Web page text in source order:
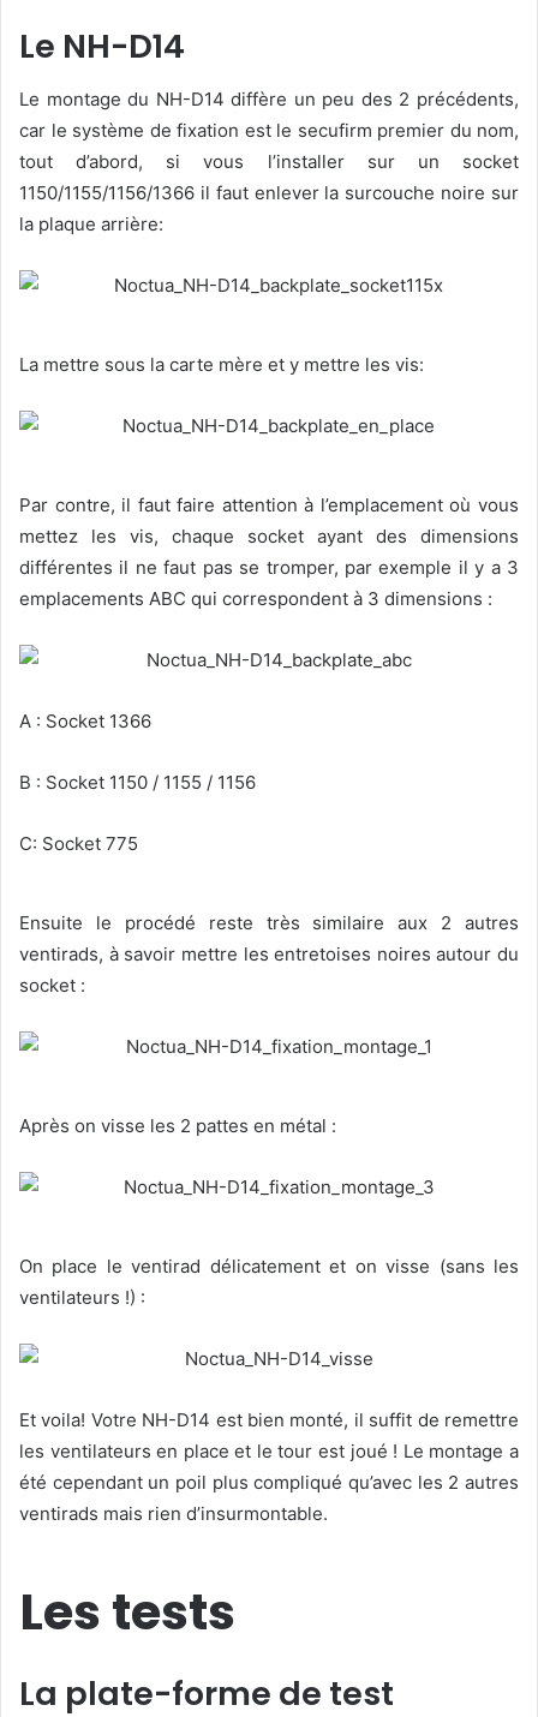
Le NH-D14
Le montage du NH-D14 diffère un peu des 2 précédents,
car le système de fixation est le secufirm premier du nom,
tout d’abord, si vous l’installer sur un socket
1150/1155/1156/1366 il faut enlever la surcouche noire sur
la plaque arrière:
La mettre sous la carte mère et y mettre les vis:
Par contre, il faut faire attention à l’emplacement où vous
mettez les vis, chaque socket ayant des dimensions
différentes il ne faut pas se tromper, par exemple il y a 3
emplacements ABC qui correspondent à 3 dimensions :
A : Socket 1366
B : Socket 1150 / 1155 / 1156
C: Socket 775
Ensuite le procédé reste très similaire aux 2 autres
ventirads, à savoir mettre les entretoises noires autour du
socket :
Après on visse les 2 pattes en métal :
On place le ventirad délicatement et on visse (sans les
ventilateurs !) :
Et voila! Votre NH-D14 est bien monté, il suffit de remettre
les ventilateurs en place et le tour est joué ! Le montage a
été cependant un poil plus compliqué qu’avec les 2 autres
ventirads mais rien d’insurmontable.
Les tests
La plate-forme de test